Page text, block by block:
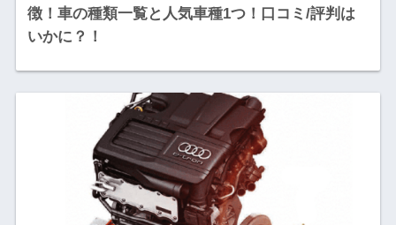
徴！車の種類一覧と人気車種1つ！口コミ/評判は
いかに？！